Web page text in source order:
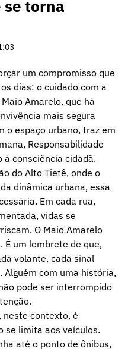
torna
um compromisso que
dias: o cuidado com a
Amarelo, que há
mais segura
o espaço urbano, traz em
Responsabilidade
consciência cidadã.
do Alto Tietê, onde o
dinâmica urbana, essa
Em cada rua,
vidas se
O Maio Amarelo
É um lembrete de que,
volante, cada sinal
Alguém com uma história,
pode ser interrompido
neste contexto, é
se limita aos veículos.
até o ponto de ônibus,